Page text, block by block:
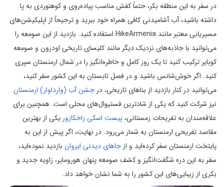
در سفر به این منطقه بکر، حتماً کفش مناسب پیاده‌روی و کوهنوردی به پا
داشته باشید، آب آشامیدنی کافی همراه خود ببرید و ترجیحاً از اپلیکیشن‌های
مسیر‌یابی معتبر مانند HikeArmenia استفاده کنید. بازدید از این صومعه را
می‌توانید با جاذبه‌های نزدیک دیگر مانند کلیسای تاریخی اودزون و صومعه
کوبایر ترکیب کنید تا یک روز کامل و خاطره‌انگیز را در شمال ارمنستان سپری
کنید. اگر خوش‌شانس باشید و در فصل تابستان به این کشور سفر کنید،
می‌توانید در کنار بازدید از بناهای تاریخی، در جشن آب (وارداوار) ارمنستان
نیز شرکت کنید که یکی از شادترین فستیوال‌های محلی است. همچنین برای
علاقه‌مندان به تفریحات زمستانی،پیست اسکی زاخکازور یکی از بهترین
مقاصد تفریحی ارمنستان به شمار می‌رود. در نهایت، اگر پیش از این به
پایتخت ارمنستان سفر کرده‌اید و از جاهای دیدنی ایروان بازدید نموده‌اید،
سفر به این دره شگفت‌انگیز و کشف صومعه پنهان هورومایر، زاویه جدید و
بکری از زیبایی‌های این کشور را به شما نشان خواهد داد.